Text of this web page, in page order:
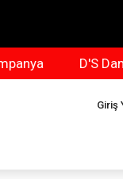
D'S Damat Erkek
Giriş